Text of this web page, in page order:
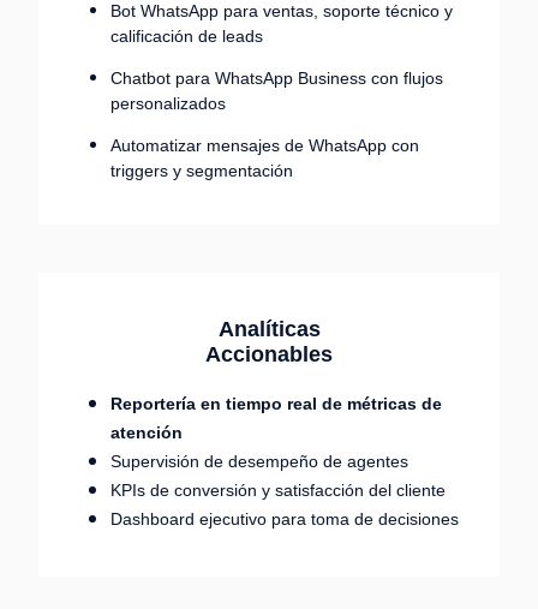
Bot WhatsApp para ventas, soporte técnico y
calificación de leads
Chatbot para WhatsApp Business con flujos
personalizados
Automatizar mensajes de WhatsApp con
triggers y segmentación
Analíticas
Accionables
Reportería en tiempo real de métricas de
atención
Supervisión de desempeño de agentes
KPIs de conversión y satisfacción del cliente
Dashboard ejecutivo para toma de decisiones